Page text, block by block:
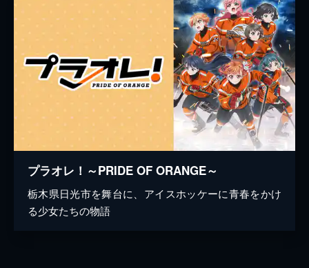
プラオレ！～PRIDE OF ORANGE～
栃木県日光市を舞台に、アイスホッケーに青春をかけ
る少女たちの物語